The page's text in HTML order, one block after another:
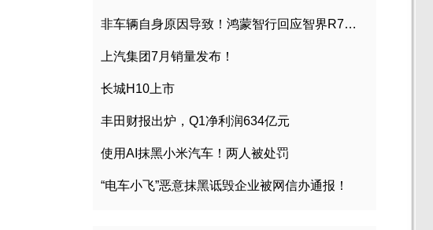
非车辆自身原因导致！鸿蒙智行回应智界R7起火事故
上汽集团7月销量发布！
长城H10上市
丰田财报出炉，Q1净利润634亿元
使用AI抹黑小米汽车！两人被处罚
“电车小飞”恶意抹黑诋毁企业被网信办通报！